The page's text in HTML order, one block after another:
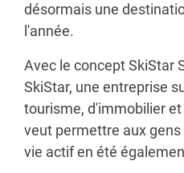
désormais une
l'année.
Avec le concept SkiStar
SkiStar, une entreprise
tourisme, d'immobilier
veut permettre aux
vie actif en été